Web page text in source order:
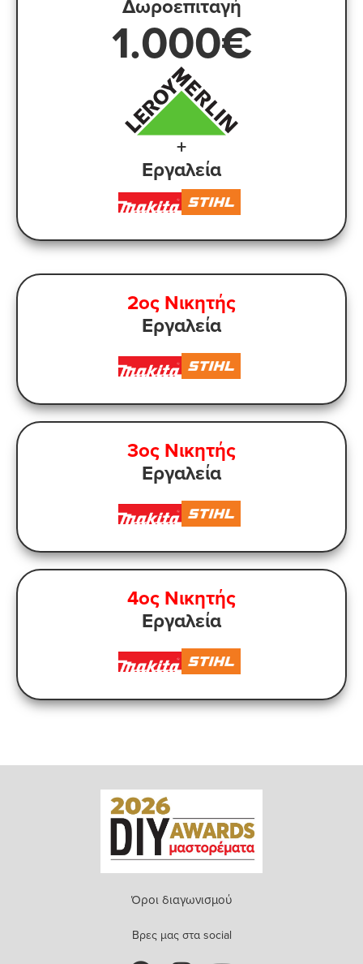
Δωροεπιταγή
1.000€
+
Eργαλεία
2ος Νικητής
Εργαλεία
3ος Νικητής
Εργαλεία
4ος Νικητής
Εργαλεία
Όροι διαγωνισμού
Bρες μας στα social